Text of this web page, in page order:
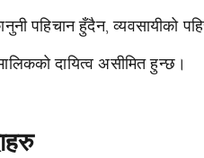
पहिचान हुँदैन, व्यवसायीको
दायित्व असीमित हुन्छ।